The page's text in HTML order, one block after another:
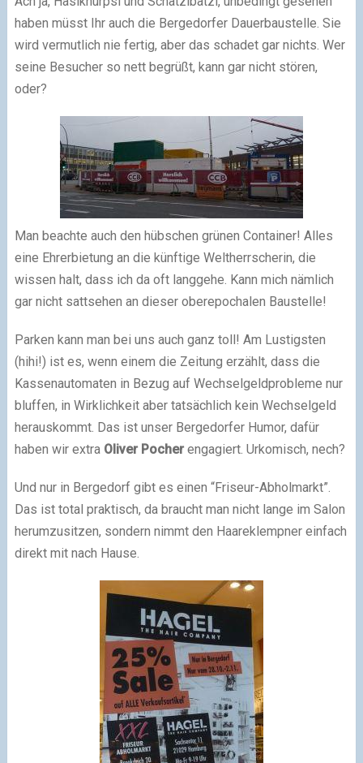
haben müsst Ihr auch die Bergedorfer Dauerbaustelle. Sie
wird vermutlich nie fertig, aber das schadet gar nichts. Wer
seine Besucher so nett begrüßt, kann gar nicht stören,
oder?
Man beachte auch den hübschen grünen Container! Alles
eine Ehrerbietung an die künftige Weltherrscherin, die
wissen halt, dass ich da oft langgehe. Kann mich nämlich
gar nicht sattsehen an dieser oberepochalen Baustelle!
Parken kann man bei uns auch ganz toll! Am Lustigsten
(hihi!) ist es, wenn einem die Zeitung erzählt, dass die
Kassenautomaten in Bezug auf Wechselgeldprobleme nur
bluffen, in Wirklichkeit aber tatsächlich kein Wechselgeld
herauskommt. Das ist unser Bergedorfer Humor, dafür
haben wir extra Oliver Pocherengagiert. Urkomisch, nech?
Und nur in Bergedorf gibt es einen “Friseur-Abholmarkt”.
Das ist total praktisch, da braucht man nicht lange im Salon
herumzusitzen, sondern nimmt den Haareklempner einfach
direkt mit nach Hause.